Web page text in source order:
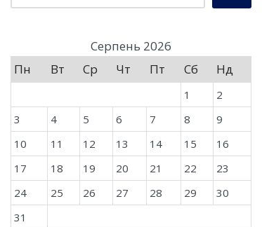
Серпень 2026
Пн
Вт Ср Чт Пт Сб Нд
1
2
3
4 5 6 7 8
9
10
11 12 13 14 15
16
17
18 19 20 21 22
23
24
25 26 27 28 29
30
31